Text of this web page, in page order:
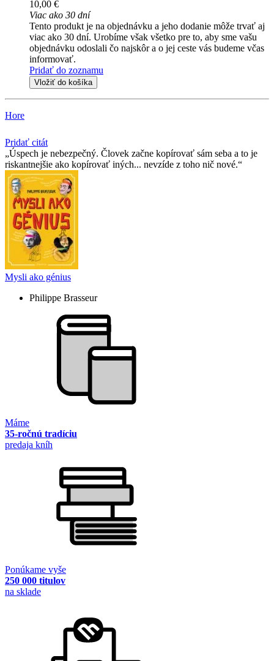
10,00 €
Viac ako 30 dní
Tento produkt je na objednávku a jeho dodanie môže trvať aj
viac ako 30 dní. Urobíme však všetko pre to, aby sme vašu
objednávku odoslali čo najskôr a o jej ceste vás budeme včas
informovať.
Pridať do zoznamu
Vložiť do košíka
Hore
Pridať citát
Úspech je nebezpečný. Človek začne kopírovať sám seba a to je
riskantnejšie ako kopírovať iných... nevzíde z toho nič nové.
Mysli ako génius
Philippe Brasseur
Máme
35-ročnú tradíciu
predaja kníh
Ponúkame vyše
250 000 titulov
na sklade